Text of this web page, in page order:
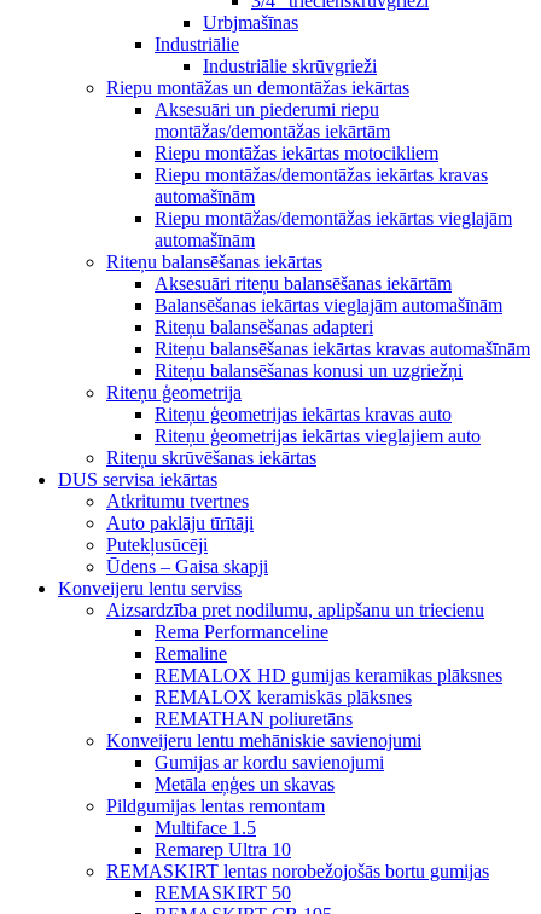
Urbjmašīnas
Industriālie
Industriālie skrūvgrieži
Riepu montāžas un demontāžas iekārtas
Aksesuāri un piederumi riepu
montāžas/demontāžas iekārtām
Riepu montāžas iekārtas motocikliem
Riepu montāžas/demontāžas iekārtas kravas
automašīnām
Riepu montāžas/demontāžas iekārtas vieglajām
automašīnām
Riteņu balansēšanas iekārtas
Aksesuāri riteņu balansēšanas iekārtām
Balansēšanas iekārtas vieglajām automašīnām
Riteņu balansēšanas adapteri
Riteņu balansēšanas iekārtas kravas automašīnām
Riteņu balansēšanas konusi un uzgriežņi
Riteņu ģeometrija
Riteņu ģeometrijas iekārtas kravas auto
Riteņu ģeometrijas iekārtas vieglajiem auto
Riteņu skrūvēšanas iekārtas
DUS servisa iekārtas
Atkritumu tvertnes
Auto paklāju tīrītāji
Putekļusūcēji
Ūdens – Gaisa skapji
Konveijeru lentu serviss
Aizsardzība pret nodilumu, aplipšanu un triecienu
Rema Performanceline
Remaline
REMALOX HD gumijas keramikas plāksnes
REMALOX keramiskās plāksnes
REMATHAN poliuretāns
Konveijeru lentu mehāniskie savienojumi
Gumijas ar kordu savienojumi
Metāla eņģes un skavas
Pildgumijas lentas remontam
Multiface 1.5
Remarep Ultra 10
REMASKIRT lentas norobežojošās bortu gumijas
REMASKIRT 50